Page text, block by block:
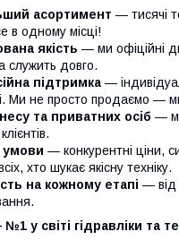
асортимент — тисячі
в одному місці!
якість — ми офіційні
служить довго.
підтримка —
Ми не просто продаємо —
та приватних осіб —
умови — конкурентні ціни,
хто шукає якісну техніку.
на кожному етапі — від
у світі гідравліки та